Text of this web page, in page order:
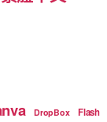
DropBox Flash